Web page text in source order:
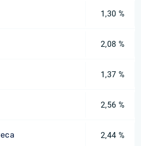
1,30 %
2,08 %
1,37 %
2,56 %
2,44 %